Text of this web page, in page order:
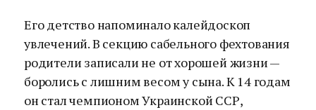
Его детство напоминало калейдоскоп
увлечений. В секцию сабельного фехтования
родители записали не от хорошей жизни —
боролись с лишним весом у сына. К 14 годам
он стал чемпионом Украинской ССР,